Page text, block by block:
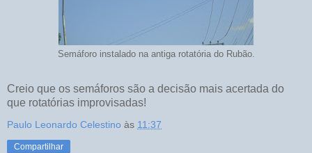
Semáforo instalado na antiga rotatória do Rubão.
Creio que os semáforos são a decisão mais acertada do
que rotatórias improvisadas!
Paulo Leonardo Celestino às 11:37
Compartilhar